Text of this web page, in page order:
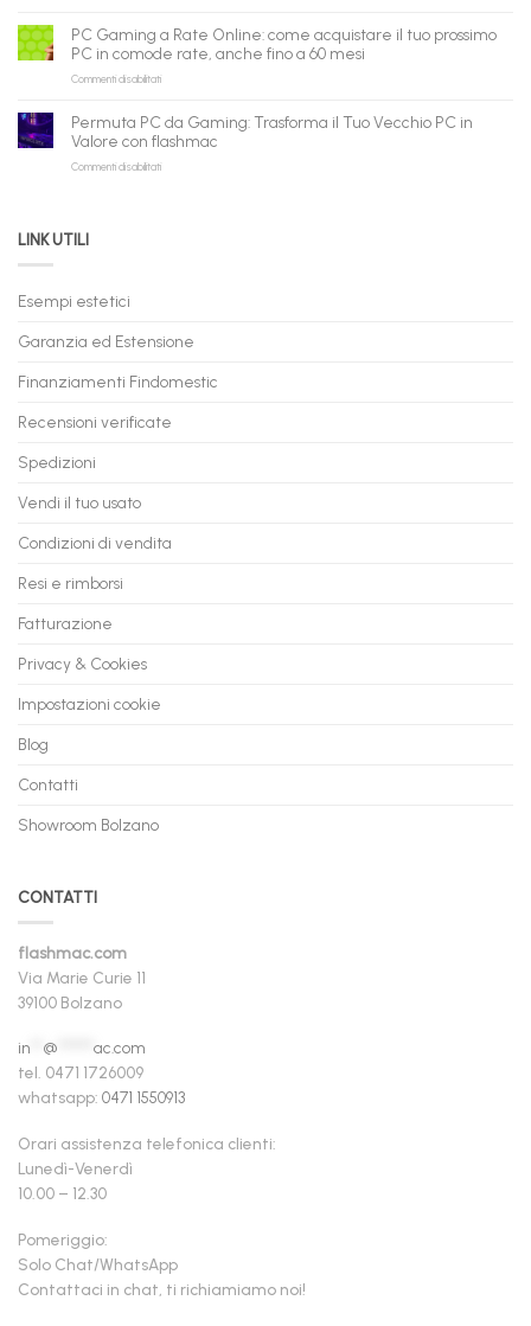
può
fare
shopping
qui
B2B
flashmac
per
rivenditori
in
Pronta
Consegna
Nuovi
Ricondizionati,
Spedizione
PC Gaming a Rate Online: come acquistare il tuo prossimo
PC in comode rate, anche fino a 60 mesi
Commenti disabilitatisu
a
Rate
Online:
anche
a
Permuta PC da Gaming: Trasforma il Tuo Vecchio PC in
Valore con flashmac
Commenti disabilitatisu
in
con
LINK UTILI
Esempi estetici
Garanzia ed Estensione
Finanziamenti Findomestic
Recensioni verificate
Spedizioni
Vendi il tuo usato
Condizioni di vendita
Resi e rimborsi
Fatturazione
Privacy & Cookies
Impostazioni cookie
Blog
Contatti
Showroom Bolzano
CONTATTI
flashmac.com
Via Marie Curie 11
39100 Bolzano
in @
ac.com
tel. 0471 1726009
whatsapp: 0471 1550913
Orari assistenza telefonica clienti:
Lunedì-Venerdì
10.00 – 12.30
Pomeriggio:
Solo Chat/WhatsApp
Contattaci in chat, ti richiamiamo noi!